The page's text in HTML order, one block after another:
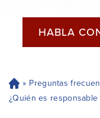
HABLA
H
og
» Preguntas
¿Quién es